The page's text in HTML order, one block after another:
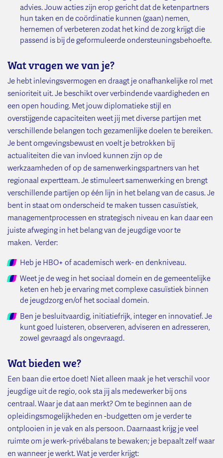
advies. Jouw acties zijn erop gericht dat de ketenpartners
hun taken en de coördinatie kunnen (gaan) nemen,
hernemen of verbeteren zodat het kind de zorg krijgt die
passend is bij de geformuleerde ondersteuningsbehoefte.
Wat vragen we van je?
Je hebt inlevingsvermogen en draagt je onafhankelijke rol met
senioriteit uit. Je beschikt over verbindende vaardigheden en
een open houding. Met jouw diplomatieke stijl en
overstijgende capaciteiten weet jij met diverse partijen met
verschillende belangen toch gezamenlijke doelen te bereiken.
Je bent omgevingsbewust en voelt je betrokken bij
actualiteiten die van invloed kunnen zijn op de
werkzaamheden of op de samenwerkingspartners van het
regionaal expertteam. Je stimuleert samenwerking en brengt
verschillende partijen op één lijn in het belang van de casus. Je
bent in staat om onderscheid te maken tussen casuïstiek,
managementprocessen en strategisch niveau en kan daar een
juiste afweging in het belang van de jeugdige voor te
maken. Verder:
Heb je HBO+ of academisch werk- en denkniveau.
Weet je de weg in het sociaal domein en de gemeentelijke
keten en heb je ervaring met complexe casuïstiek binnen
de jeugdzorg en/of het sociaal domein.
Ben je besluitvaardig, initiatiefrijk, integer en innovatief. Je
kunt goed luisteren, observeren, adviseren en adresseren,
zowel gevraagd als ongevraagd.
Wat bieden we?
Een baan die ertoe doet! Niet alleen maak je het verschil voor
jeugdige uit de regio, ook sta jij als medewerker bij ons
centraal. Waar je dat aan merkt? Om te beginnen aan de
opleidingsmogelijkheden en -budgetten om je verder te
ontplooien in je vak en als persoon. Daarnaast krijg je veel
ruimte om je werk-privébalans te bewaken; je bepaalt zelf waar
en wanneer je werkt. Wat je verder krijgt: